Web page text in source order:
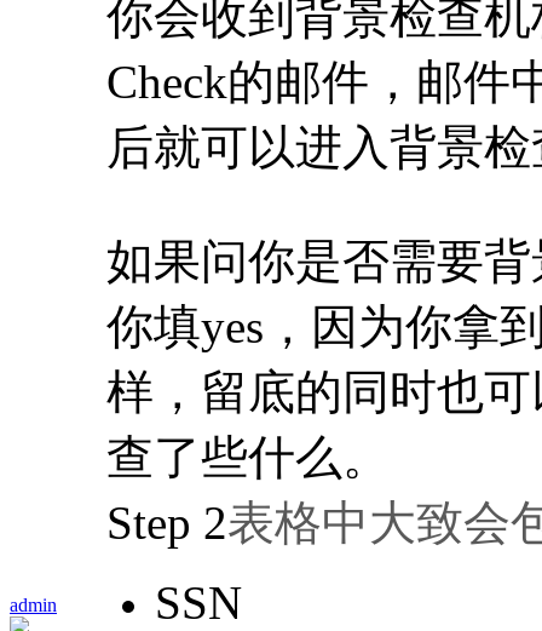
admin
你会收到背景检查
Check的邮件，邮件
后就可以进入背景
如果问你是否需要
你填yes，因为你拿
样，留底的同时也
查了些什么。
Step 2表格中大致会
SSN